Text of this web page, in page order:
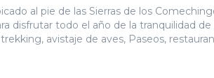
al pie de las Sierras de los
disfrutar todo el año de la tranquilidad de
avistaje de aves, Paseos,